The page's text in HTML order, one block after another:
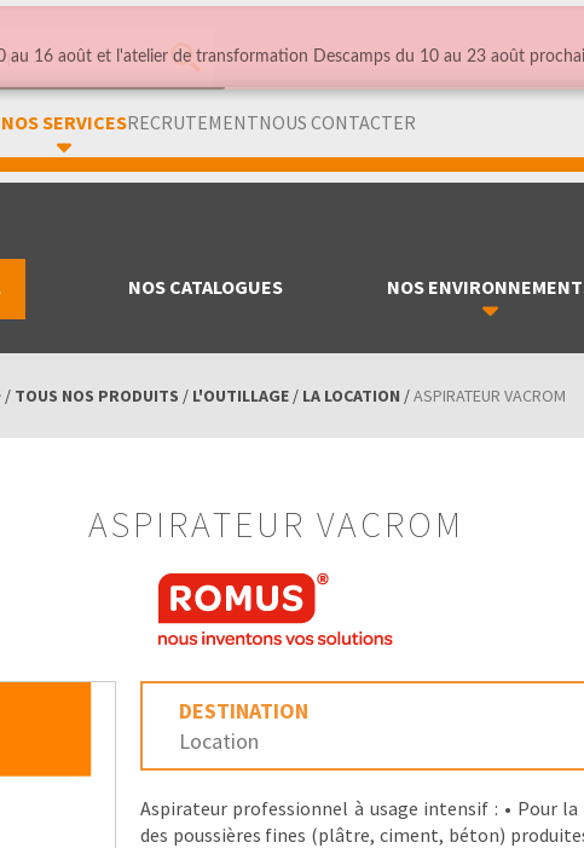
NOS SERVICESRECRUTEMENTNOUS CONTACTER
NOS CATALOGUES NOS
/ TOUS NOS PRODUITS / L'OUTILLAGE / LA LOCATION /ASPIRATEUR VACROM
ASPIRATEUR VACROM
DESTINATION
Location
Aspirateur professionnel à usage intensif : • Pour
des poussières fines (plâtre, ciment, béton)
au 16 août et l'atelier de transformation Descamps du 10 au 23 août